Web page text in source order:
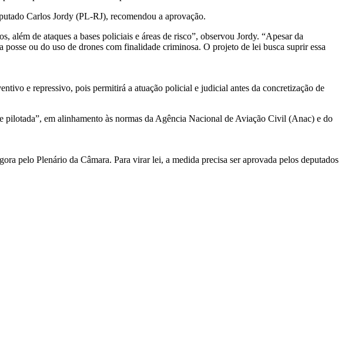
Carlos Jordy (PL-RJ), recomendou a aprovação.
além de ataques a bases policiais e áreas de risco”, observou Jordy. “Apesar da
ou do uso de drones com finalidade criminosa. O projeto de lei busca suprir essa
e repressivo, pois permitirá a atuação policial e judicial antes da concretização de
pilotada”, em alinhamento às normas da Agência Nacional de Aviação Civil (Anac) e do
pelo Plenário da Câmara. Para virar lei, a medida precisa ser aprovada pelos deputados